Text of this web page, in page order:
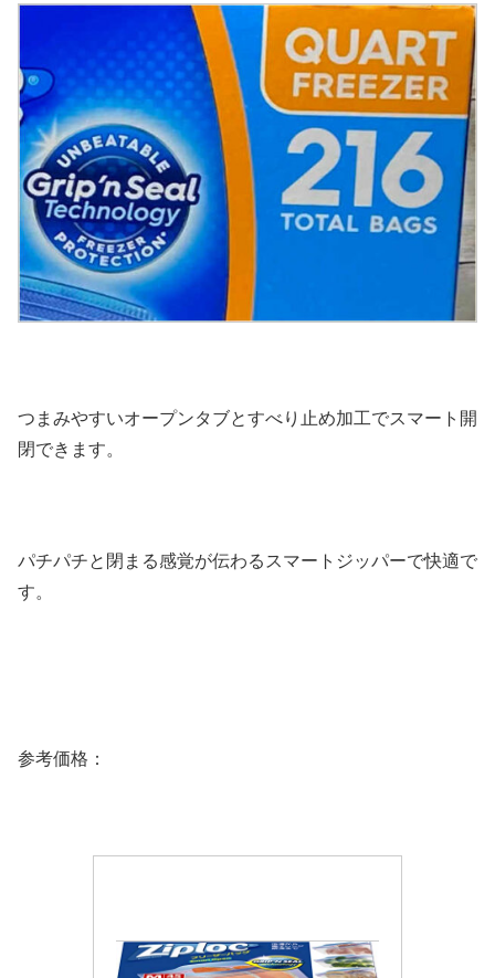
つまみやすいオープンタブとすべり止め加工でスマート開
閉できます。
パチパチと閉まる感覚が伝わるスマートジッパーで快適で
す。
参考価格：